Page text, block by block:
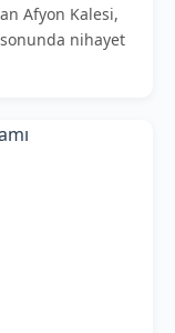
Afyon Kalesi,
nihayet